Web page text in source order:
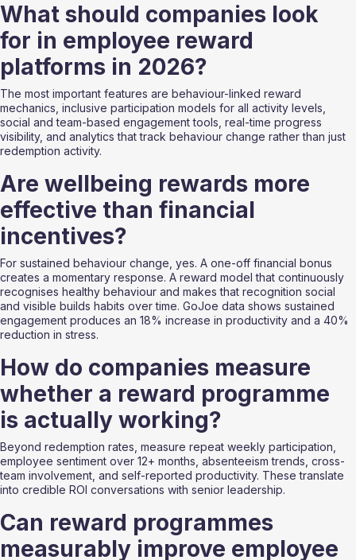
What should companies look
for in employee reward
platforms in 2026?
The most important features are behaviour-linked reward
mechanics, inclusive participation models for all activity levels,
social and team-based engagement tools, real-time progress
visibility, and analytics that track behaviour change rather than just
redemption activity.
Are wellbeing rewards more
effective than financial
incentives?
For sustained behaviour change, yes. A one-off financial bonus
creates a momentary response. A reward model that continuously
recognises healthy behaviour and makes that recognition social
and visible builds habits over time. GoJoe data shows sustained
engagement produces an 18% increase in productivity and a 40%
reduction in stress.
How do companies measure
whether a reward programme
is actually working?
Beyond redemption rates, measure repeat weekly participation,
employee sentiment over 12+ months, absenteeism trends, cross-
team involvement, and self-reported productivity. These translate
into credible ROI conversations with senior leadership.
Can reward programmes
measurably improve employee